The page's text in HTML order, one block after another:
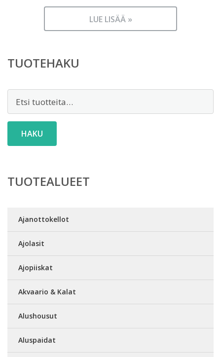
LUE LISÄÄ »
TUOTEHAKU
HAKU
TUOTEALUEET
Ajanottokellot
Ajolasit
Ajopiiskat
Akvaario & Kalat
Alushousut
Aluspaidat